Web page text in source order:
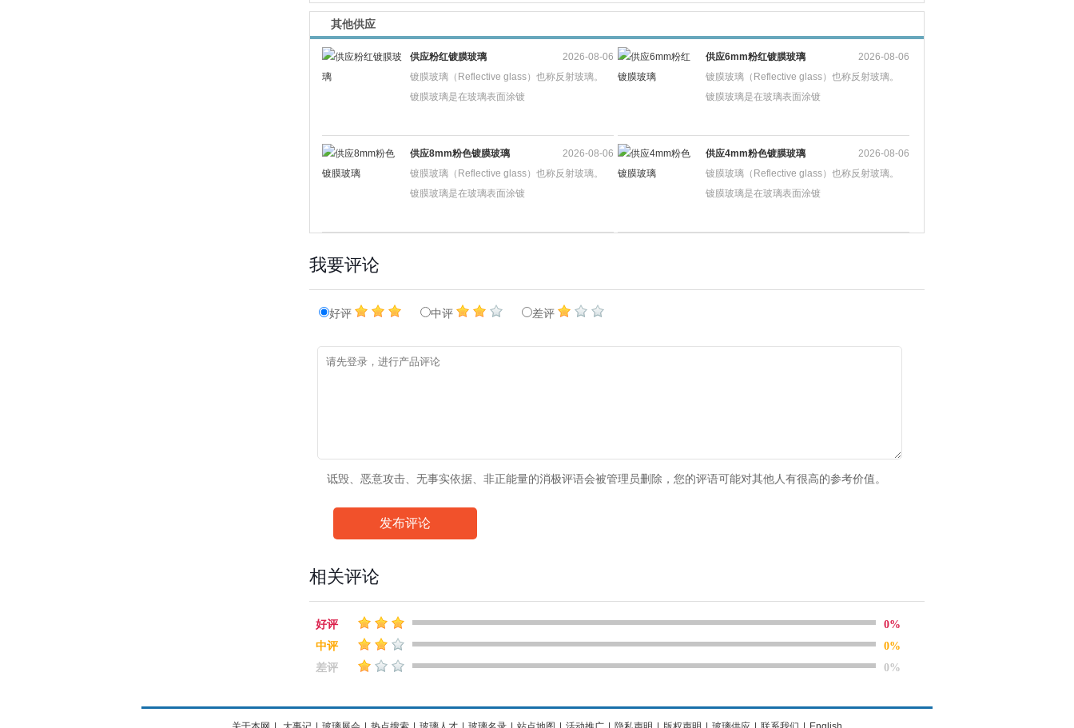
其他供应
供应粉红镀膜玻璃
镀膜玻璃（Reflective glass）也称反射玻璃。
镀膜玻璃是在玻璃表面涂镀
2026-08-06
供应6mm粉红镀膜玻璃
镀膜玻璃（Reflective glass）也称反射玻璃。
镀膜玻璃是在玻璃表面涂镀
2026-08-06
供应8mm粉色镀膜玻璃
镀膜玻璃（Reflective glass）也称反射玻璃。
镀膜玻璃是在玻璃表面涂镀
2026-08-06
供应4mm粉色镀膜玻璃
镀膜玻璃（Reflective glass）也称反射玻璃。
镀膜玻璃是在玻璃表面涂镀
2026-08-06
我要评论
好评 中评 差评
诋毁、恶意攻击、无事实依据、非正能量的消极评语会被管理员删除，您的评语可能对其他人有很高的参考价值。
发布评论
相关评论
好评
0%
中评
0%
差评
0%